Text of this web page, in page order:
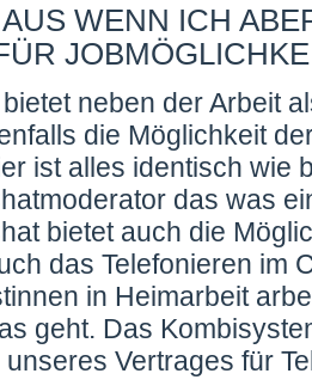
WENN ICH
neben der Arbeit
die Möglichkeit
ist alles identisch wie
das was
bietet auch die
das Telefonieren im
in Heimarbeit
geht. Das
Vertrages für